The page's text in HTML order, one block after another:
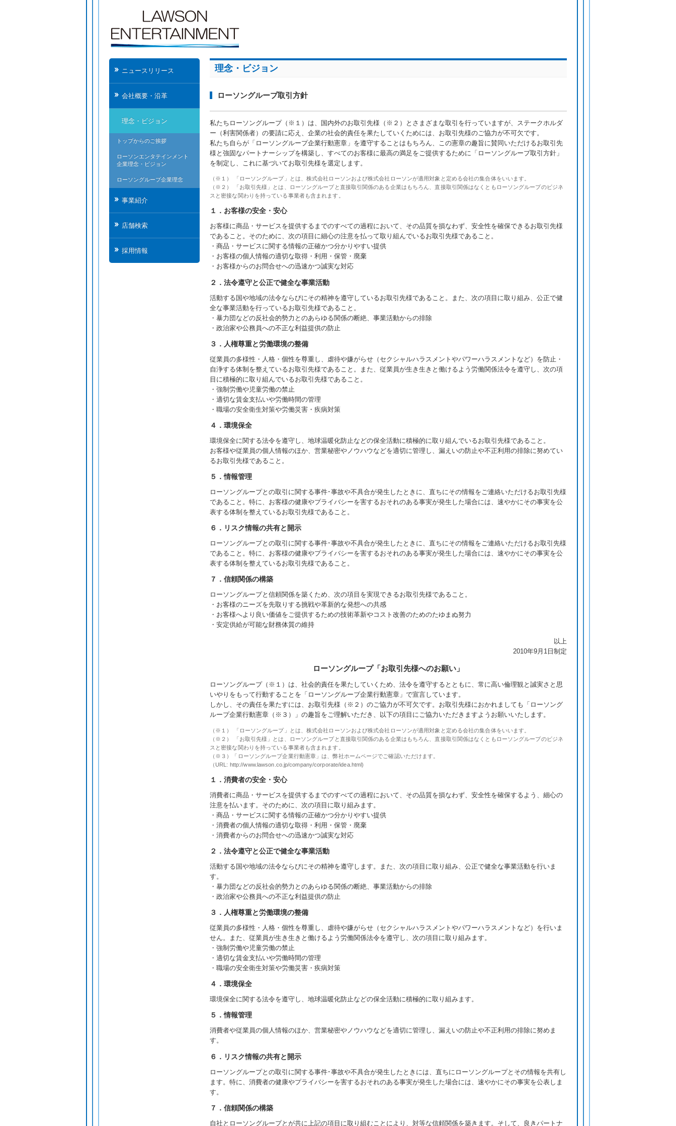
ニュースリリース
会社概要・沿革
理念・ビジョン
トップからのご挨拶
ローソンエンタテインメント
企業理念・ビジョン
ローソングループ企業理念
事業紹介
店舗検索
採用情報
理念・ビジョン
ローソングループ取引方針
私たちローソングループ（※１） は、国内外のお取引先様 （※２）
とさまざまな取引を行っていますが、ステークホルダ
ー（利害関係者）の要請に応え、企業の社会的責任を果たしていくためには、お取引先様のご協力が不可欠です。
私たち自らが「ローソングループ企業行動憲章」を遵守することはもちろん、この憲章の趣旨に賛同いただけるお取引先
様と強固なパートナーシップを構築し、すべてのお客様に最高の満足をご提供するために「ローソングループ取引方針」
を制定し、これに基づいてお取引先様を選定します。
（※１） 「ローソングループ」とは、株式会社ローソンおよび株式会社ローソンが適用対象と定める会社の集合体をいいます。
（※２） 「お取引先様」とは、ローソングループと直接取引関係のある企業はもちろん、直接取引関係はなくともローソングループのビジネ
スと密接な関わりを持っている事業者も含まれます。
１．お客様の安全・安心
お客様に商品・サービスを提供するまでのすべての過程において、その品質を損なわず、安全性を確保できるお取引先様
であること。そのために、次の項目に細心の注意を払って取り組んでいるお取引先様であること。
・商品・サービスに関する情報の正確かつ分かりやすい提供
・お客様の個人情報の適切な取得・利用・保管・廃棄
・お客様からのお問合せへの迅速かつ誠実な対応
２．法令遵守と公正で健全な事業活動
活動する国や地域の法令ならびにその精神を遵守しているお取引先様であること。また、次の項目に取り組み、公正で健
全な事業活動を行っているお取引先様であること。
・暴力団などの反社会的勢力とのあらゆる関係の断絶、事業活動からの排除
・政治家や公務員への不正な利益提供の防止
３．人権尊重と労働環境の整備
従業員の多様性・人格・個性を尊重し、虐待や嫌がらせ（セクシャルハラスメントやパワーハラスメントなど）を防止・
自浄する体制を整えているお取引先様であること。また、従業員が生き生きと働けるよう労働関係法令を遵守し、次の項
目に積極的に取り組んでいるお取引先様であること。
・強制労働や児童労働の禁止
・適切な賃金支払いや労働時間の管理
・職場の安全衛生対策や労働災害・疾病対策
４．環境保全
環境保全に関する法令を遵守し、地球温暖化防止などの保全活動に積極的に取り組んでいるお取引先様であること。
お客様や従業員の個人情報のほか、営業秘密やノウハウなどを適切に管理し、漏えいの防止や不正利用の排除に努めてい
るお取引先様であること。
５．情報管理
ローソングループとの取引に関する事件･事故や不具合が発生したときに、直ちにその情報をご連絡いただけるお取引先様
であること。特に、お客様の健康やプライバシーを害するおそれのある事実が発生した場合には、速やかにその事実を公
表する体制を整えているお取引先様であること。
６．リスク情報の共有と開示
ローソングループとの取引に関する事件･事故や不具合が発生したときに、直ちにその情報をご連絡いただけるお取引先様
であること。特に、お客様の健康やプライバシーを害するおそれのある事実が発生した場合には、速やかにその事実を公
表する体制を整えているお取引先様であること。
７．信頼関係の構築
ローソングループと信頼関係を築くため、次の項目を実現できるお取引先様であること。
・お客様のニーズを先取りする挑戦や革新的な発想への共感
・お客様へより良い価値をご提供するための技術革新やコスト改善のためのたゆまぬ努力
・安定供給が可能な財務体質の維持
以上
2010年9月1日制定
ローソングループ「お取引先様へのお願い」
ローソングループ（※１） は、社会的責任を果たしていくため、法令を遵守するとともに、常に高い倫理観と誠実さと思
いやりをもって行動することを「ローソングループ企業行動憲章」で宣言しています。
しかし、その責任を果たすには、お取引先様 （※２） のご協力が不可欠です。お取引先様におかれましても「ローソング
ループ企業行動憲章 （※３） 」の趣旨をご理解いただき、以下の項目にご協力いただきますようお願いいたします。
（※１） 「ローソングループ」とは、株式会社ローソンおよび株式会社ローソンが適用対象と定める会社の集合体をいいます。
（※２） 「お取引先様」とは、ローソングループと直接取引関係のある企業はもちろん、直接取引関係はなくともローソングループのビジネ
スと密接な関わりを持っている事業者も含まれます。
（※３）「ローソングループ企業行動憲章」は、弊社ホームページでご確認いただけます。
（URL: http://www.lawson.co.jp/company/corporate/idea.html)
１．消費者の安全・安心
消費者に商品・サービスを提供するまでのすべての過程において、その品質を損なわず、安全性を確保するよう、細心の
注意を払います。そのために、次の項目に取り組みます。
・商品・サービスに関する情報の正確かつ分かりやすい提供
・消費者の個人情報の適切な取得・利用・保管・廃棄
・消費者からのお問合せへの迅速かつ誠実な対応
２．法令遵守と公正で健全な事業活動
活動する国や地域の法令ならびにその精神を遵守します。また、次の項目に取り組み、公正で健全な事業活動を行いま
す。
・暴力団などの反社会的勢力とのあらゆる関係の断絶、事業活動からの排除
・政治家や公務員への不正な利益提供の防止
３．人権尊重と労働環境の整備
従業員の多様性・人格・個性を尊重し、虐待や嫌がらせ（セクシャルハラスメントやパワーハラスメントなど）を行いま
せん。また、従業員が生き生きと働けるよう労働関係法令を遵守し、次の項目に取り組みます。
・強制労働や児童労働の禁止
・適切な賃金支払いや労働時間の管理
・職場の安全衛生対策や労働災害・疾病対策
４．環境保全
環境保全に関する法令を遵守し、地球温暖化防止などの保全活動に積極的に取り組みます。
５．情報管理
消費者や従業員の個人情報のほか、営業秘密やノウハウなどを適切に管理し、漏えいの防止や不正利用の排除に努めま
す。
６．リスク情報の共有と開示
ローソングループとの取引に関する事件･事故や不具合が発生したときには、直ちにローソングループとその情報を共有し
ます。特に、消費者の健康やプライバシーを害するおそれのある事実が発生した場合には、速やかにその事実を公表しま
す。
７．信頼関係の構築
自社とローソングループとが共に上記の項目に取り組むことにより、対等な信頼関係を築きます。そして、良きパートナ